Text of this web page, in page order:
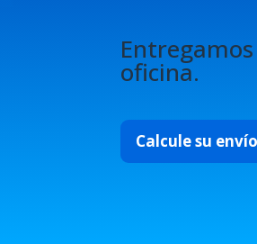
oficina.
Calcule su envío